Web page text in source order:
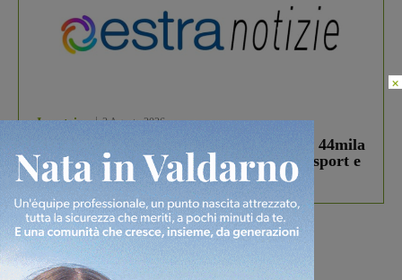
In vetrina 3 Agosto 2026
Estra Notizie agosto: Smart Cities, oltre 44mila
studenti coinvolti, torna il bando per lo sport e
debutta il podcast Estrair
×